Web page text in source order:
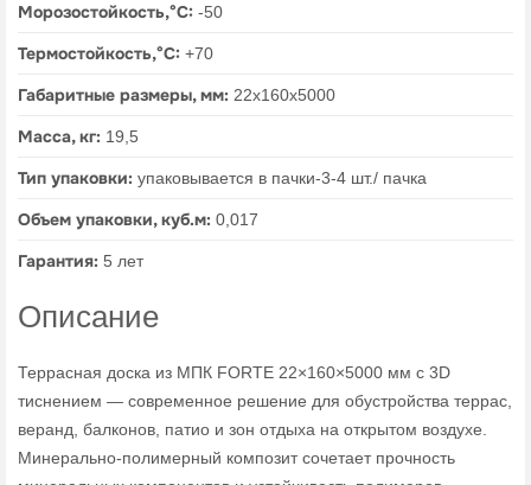
Морозостойкость,°C: -50
Термостойкость,°C: +70
Габаритные размеры, мм: 22х160х5000
Масса, кг: 19,5
Тип упаковки: упаковывается в пачки-3-4 шт./ пачка
Объем упаковки, куб.м: 0,017
Гарантия: 5 лет
Описание
Террасная доска из МПК FORTE 22×160×5000 мм с 3D
тиснением — современное решение для обустройства террас,
веранд, балконов, патио и зон отдыха на открытом воздухе.
Минерально-полимерный композит сочетает прочность